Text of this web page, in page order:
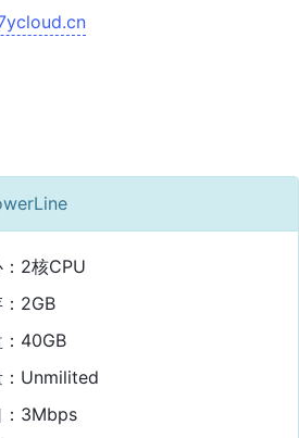
2核CPU
2GB
40GB
：Unmilited
：3Mbps